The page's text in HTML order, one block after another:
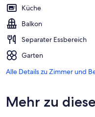
Küche
Balkon
Separater Essbereich
Garten
Alle Details zu Zimmer und
Mehr zu